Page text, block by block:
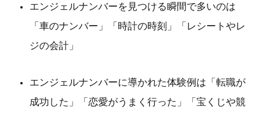
エンジェルナンバーを見つける瞬間で多いのは
「車のナンバー」「時計の時刻」「レシートやレ
ジの会計」
エンジェルナンバーに導かれた体験例は「転職が
成功した」「恋愛がうまく行った」「宝くじや競